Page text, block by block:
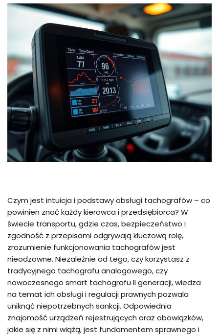
Czym jest intuicja i podstawy obsługi tachografów – co
powinien znać każdy kierowca i przedsiębiorca? W
świecie transportu, gdzie czas, bezpieczeństwo i
zgodność z przepisami odgrywają kluczową rolę,
zrozumienie funkcjonowania tachografów jest
nieodzowne. Niezależnie od tego, czy korzystasz z
tradycyjnego tachografu analogowego, czy
nowoczesnego smart tachografu II generacji, wiedza
na temat ich obsługi i regulacji prawnych pozwala
uniknąć niepotrzebnych sankcji. Odpowiednia
znajomość urządzeń rejestrujących oraz obowiązków,
jakie się z nimi wiążą, jest fundamentem sprawnego i